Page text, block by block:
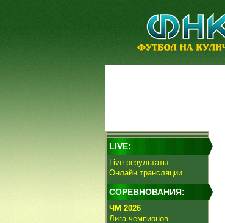
LIVE:
Live-результаты
Онлайн трансляции
СОРЕВНОВАНИЯ:
ЧМ 2026
Лига чемпионов